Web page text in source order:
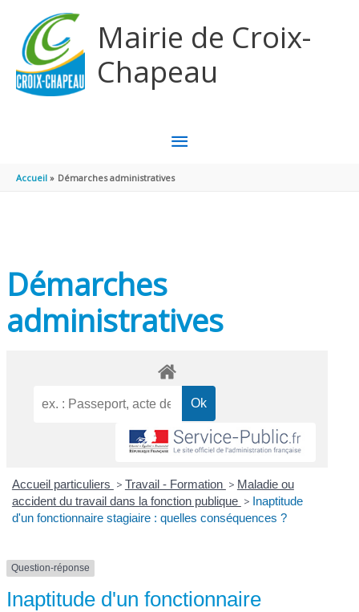
Mairie de Croix-
Chapeau
MENU
PRINCIPAL
Accueil Démarches administratives
Démarches
administratives
Accueil particuliers > Travail - Formation > Maladie ou
accident du travail dans la fonction publique > Inaptitude
d'un fonctionnaire stagiaire : quelles conséquences ?
Question-réponse
Inaptitude d'un fonctionnaire